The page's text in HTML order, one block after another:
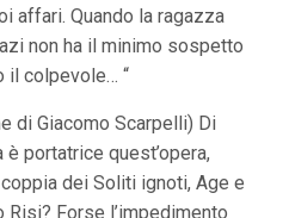
affari. Quando la ragazza
non ha il minimo sospetto
il colpevole… “
di Giacomo Scarpelli) Di
portatrice quest’opera,
dei Soliti ignoti, Age e
Forse l’impedimento